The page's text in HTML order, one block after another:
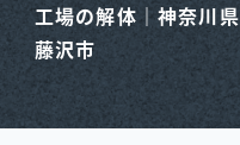
工場の解体｜神奈川県
藤沢市